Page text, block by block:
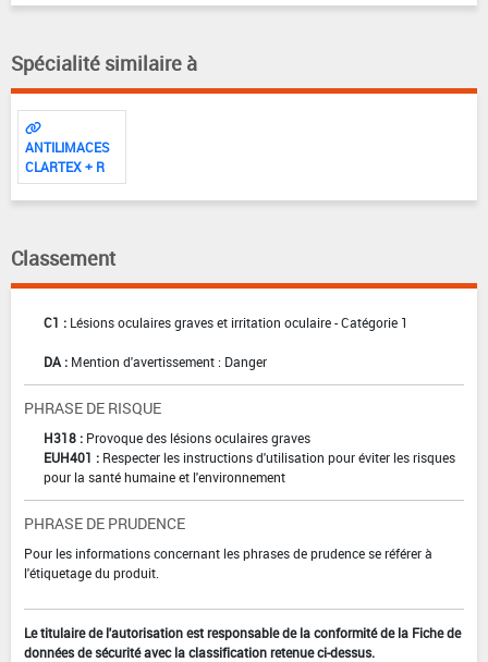
Spécialité similaire à
ANTILIMACES
CLARTEX + R
Classement
C1 : Lésions oculaires graves et irritation oculaire - Catégorie 1
DA : Mention d'avertissement : Danger
PHRASE DE RISQUE
H318 : Provoque des lésions oculaires graves
EUH401 : Respecter les instructions d'utilisation pour éviter les risques
pour la santé humaine et l'environnement
PHRASE DE PRUDENCE
Pour les informations concernant les phrases de prudence se référer à
l'étiquetage du produit.
Le titulaire de l'autorisation est responsable de la conformité de la Fiche de
données de sécurité avec la classification retenue ci-dessus.